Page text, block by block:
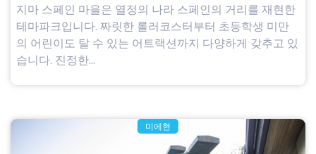
지마 스페인 마을은 열정의 나라 스페인의 거리를 재현한
테마파크입니다. 짜릿한 롤러코스터부터 초등학생 미만
의 어린이도 탈 수 있는 어트랙션까지 다양하게 갖추고 있
습니다. 진정한...
미에현